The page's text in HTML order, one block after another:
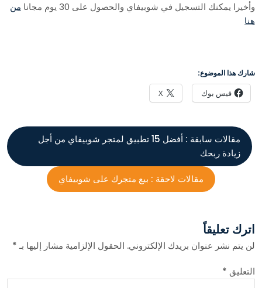
وأخيرا يمكنك التسجيل في شوبيفاي والحصول على 30 يوم مجانا
من
هنا
شارك هذا الموضوع:
فيس بوك X
مقالات سابقة :
أفضل 15 تطبيق لمتجر شوبيفاي من أجل
زيادة ربحك
مقالات لاحقة : بيع متجرك على شوبيفاي
اترك تعليقاً
لن يتم نشر عنوان بريدك الإلكتروني. الحقول الإلزامية مشار إليها بـ*
التعليق *